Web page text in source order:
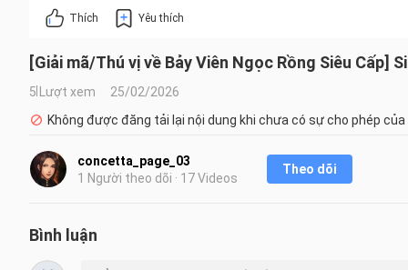
Thích Yêu thích
[Giải mã/Thú vị về Bảy Viên Ngọc Rồng Siêu Cấp]
5 Lượt xem
25/02/2026
Không được đăng tải lại nội dung khi chưa có sự cho phép
concetta_page_03
1 Người theo dõi · 17 Videos
Theo dõi
Bình luận